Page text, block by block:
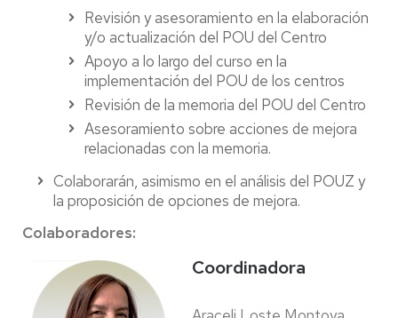
Revisión y asesoramiento en la elaboración
y/o actualización del POU del Centro
Apoyo a lo largo del curso en la
implementación del POU de los centros
Revisión de la memoria del POU del Centro
Asesoramiento sobre acciones de mejora
relacionadas con la memoria.
Colaborarán, asimismo en el análisis del POUZ y
la proposición de opciones de mejora.
Colaboradores:
Coordinadora